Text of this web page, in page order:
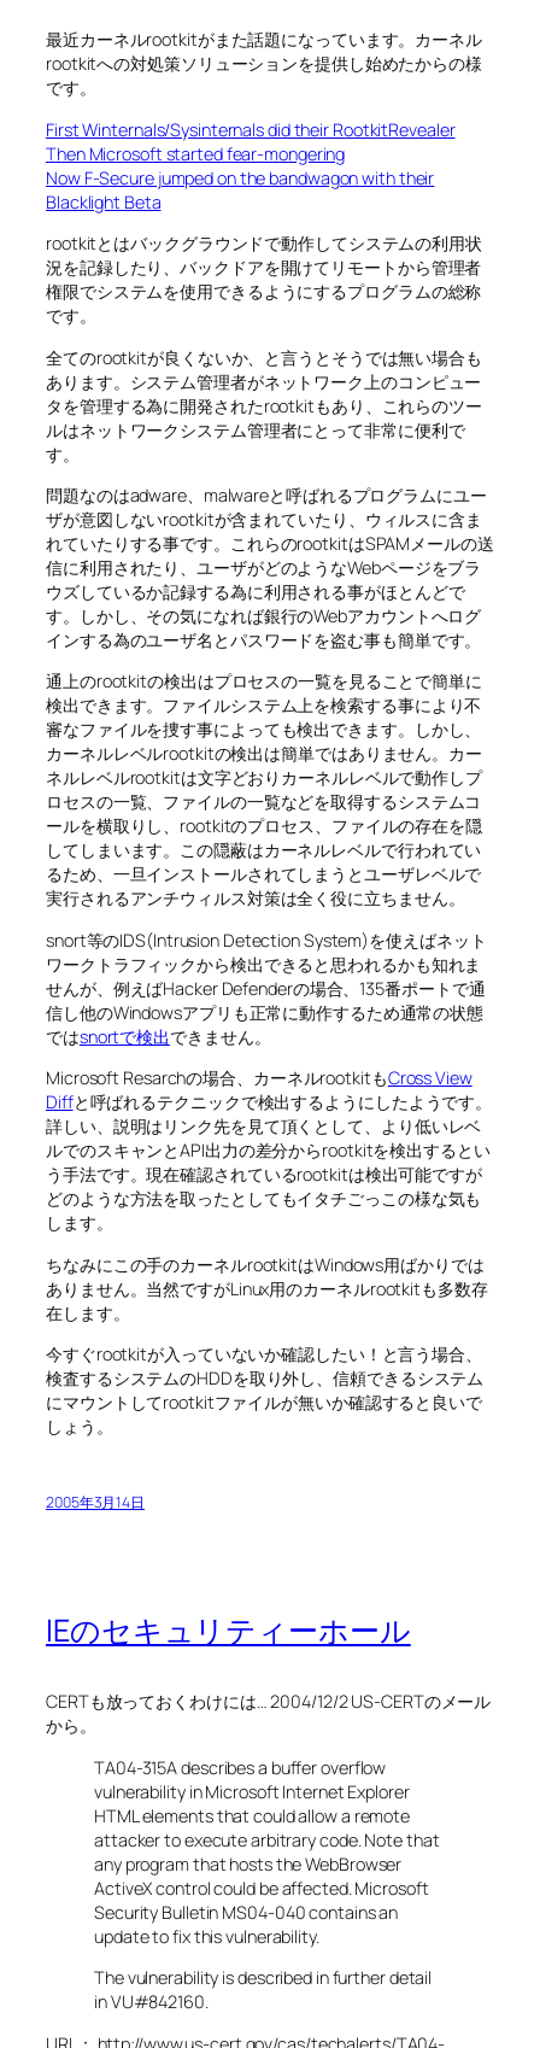
最近カーネルrootkitがまた話題になっています。カーネル
rootkitへの対処策ソリューションを提供し始めたからの様
です。
First Winternals/Sysinternals did their RootkitRevealer
Then Microsoft started fear-mongering
Now F-Secure jumped on the bandwagon with their
Blacklight Beta
rootkitとはバックグラウンドで動作してシステムの利用状
況を記録したり、バックドアを開けてリモートから管理者
権限でシステムを使用できるようにするプログラムの総称
です。
全てのrootkitが良くないか、と言うとそうでは無い場合も
あります。システム管理者がネットワーク上のコンピュー
タを管理する為に開発されたrootkitもあり、これらのツー
ルはネットワークシステム管理者にとって非常に便利で
す。
問題なのはadware、malwareと呼ばれるプログラムにユー
ザが意図しないrootkitが含まれていたり、ウィルスに含ま
れていたりする事です。これらのrootkitはSPAMメールの送
信に利用されたり、ユーザがどのようなWebページをブラ
ウズしているか記録する為に利用される事がほとんどで
す。しかし、その気になれば銀行のWebアカウントへログ
インする為のユーザ名とパスワードを盗む事も簡単です。
通上のrootkitの検出はプロセスの一覧を見ることで簡単に
検出できます。ファイルシステム上を検索する事により不
審なファイルを捜す事によっても検出できます。しかし、
カーネルレベルrootkitの検出は簡単ではありません。カー
ネルレベルrootkitは文字どおりカーネルレベルで動作しプ
ロセスの一覧、ファイルの一覧などを取得するシステムコ
ールを横取りし、rootkitのプロセス、ファイルの存在を隠
してしまいます。この隠蔽はカーネルレベルで行われてい
るため、一旦インストールされてしまうとユーザレベルで
実行されるアンチウィルス対策は全く役に立ちません。
snort等のIDS(Intrusion Detection System)を使えばネット
ワークトラフィックから検出できると思われるかも知れま
せんが、例えばHacker Defenderの場合、135番ポートで通
信し他のWindowsアプリも正常に動作するため通常の状態
ではsnortで検出できません。
Microsoft Resarchの場合、カーネルrootkitもCross View
Diffと呼ばれるテクニックで検出するようにしたようです。
詳しい、説明はリンク先を見て頂くとして、より低いレベ
ルでのスキャンとAPI出力の差分からrootkitを検出するとい
う手法です。現在確認されているrootkitは検出可能ですが
どのような方法を取ったとしてもイタチごっこの様な気も
します。
ちなみにこの手のカーネルrootkitはWindows用ばかりでは
ありません。当然ですがLinux用のカーネルrootkitも多数存
在します。
今すぐrootkitが入っていないか確認したい！と言う場合、
検査するシステムのHDDを取り外し、信頼できるシステム
にマウントしてrootkitファイルが無いか確認すると良いで
しょう。
2005年3月14日
IEのセキュリティーホール
CERTも放っておくわけには… 2004/12/2 US-CERTのメール
から。
TA04-315A describes a buffer overflow
vulnerability in Microsoft Internet Explorer
HTML elements that could allow a remote
attacker to execute arbitrary code. Note that
any program that hosts the WebBrowser
ActiveX control could be affected. Microsoft
Security Bulletin MS04-040 contains an
update to fix this vulnerability.
The vulnerability is described in further detail
in VU#842160.
URL： http://www.us-cert.gov/cas/techalerts/TA04-